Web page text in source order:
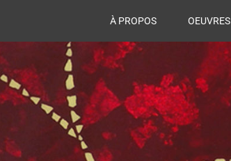
À PROPOS OEUVRES